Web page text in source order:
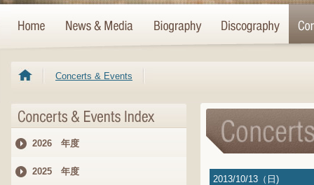
Concerts & Events
2026 年度
2025 年度
2013/10/13（日)